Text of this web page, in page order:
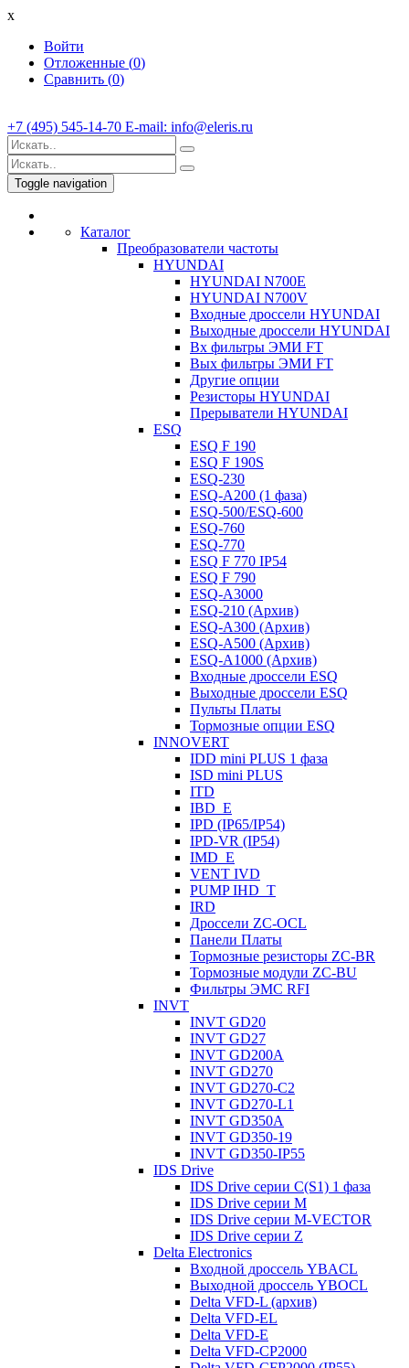
x
Войти
Отложенные (0)
Сравнить (0)
+7 (495) 545-14-70 E-mail: info@eleris.ru
Toggle navigation
Каталог
Преобразователи частоты
HYUNDAI
HYUNDAI N700E
HYUNDAI N700V
Входные дроссели HYUNDAI
Выходные дроссели HYUNDAI
Вх фильтры ЭМИ FT
Вых фильтры ЭМИ FT
Другие опции
Резисторы HYUNDAI
Прерыватели HYUNDAI
ESQ
ESQ F 190
ESQ F 190S
ESQ-230
ESQ-A200 (1 фаза)
ESQ-500/ESQ-600
ESQ-760
ESQ-770
ESQ F 770 IP54
ESQ F 790
ESQ-A3000
ESQ-210 (Архив)
ESQ-A300 (Архив)
ESQ-A500 (Архив)
ESQ-A1000 (Архив)
Входные дроссели ESQ
Выходные дроссели ESQ
Пульты Платы
Тормозные опции ESQ
INNOVERT
IDD mini PLUS 1 фаза
ISD mini PLUS
ITD
IBD_E
IPD (IP65/IP54)
IРD-VR (IP54)
IMD_E
VENT IVD
PUMP IHD_T
IRD
Дроссели ZC-OCL
Панели Платы
Тормозные резисторы ZC-BR
Тормозные модули ZC-BU
Фильтры ЭМС RFI
INVT
INVT GD20
INVT GD27
INVT GD200A
INVT GD270
INVT GD270-C2
INVT GD270-L1
INVT GD350A
INVT GD350-19
INVT GD350-IP55
IDS Drive
IDS Drive серии C(S1) 1 фаза
IDS Drive серии M
IDS Drive серии M-VECTOR
IDS Drive серии Z
Delta Electronics
Входной дроссель YBACL
Выходной дроссель YBOCL
Delta VFD-L (архив)
Delta VFD-EL
Delta VFD-E
Delta VFD-CP2000